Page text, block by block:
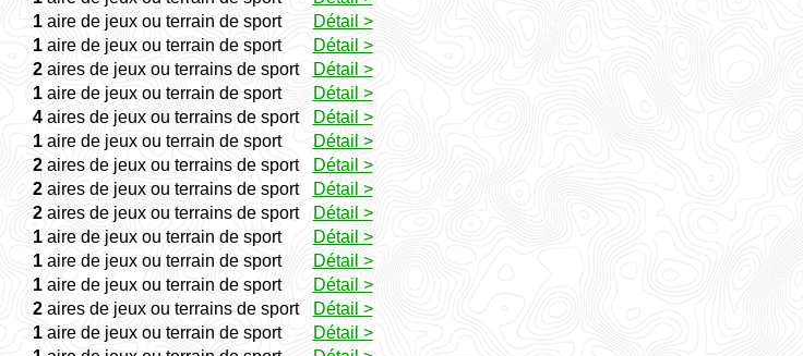
1aire de jeux ou terrain de sport
Détail >
1aire de jeux ou terrain de sport
Détail >
2aires de jeux ou terrains de sport
Détail >
1aire de jeux ou terrain de sport
Détail >
4aires de jeux ou terrains de sport
Détail >
1aire de jeux ou terrain de sport
Détail >
2aires de jeux ou terrains de sport
Détail >
2aires de jeux ou terrains de sport
Détail >
2aires de jeux ou terrains de sport
Détail >
1aire de jeux ou terrain de sport
Détail >
1aire de jeux ou terrain de sport
Détail >
1aire de jeux ou terrain de sport
Détail >
2aires de jeux ou terrains de sport
Détail >
1aire de jeux ou terrain de sport
Détail >